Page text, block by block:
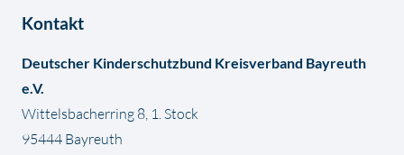
Kontakt
Deutscher Kinderschutzbund Kreisverband Bayreuth
e.V.
Wittelsbacherring 8, 1. Stock
95444 Bayreuth